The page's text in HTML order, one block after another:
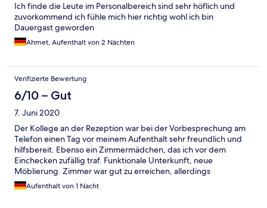
Ich finde die Leute im Personalbereich sind sehr höflich und
zuvorkommend ich fühle mich hier richtig wohl ich bin
Dauergast geworden
Ahmet, Aufenthalt von 2 Nächten
Verifizierte Bewertung
6/10 – Gut
7. Juni 2020
Der Kollege an der Rezeption war bei der Vorbesprechung am
Telefon einen Tag vor meinem Aufenthalt sehr freundlich und
hilfsbereit. Ebenso ein Zimmermädchen, das ich vor dem
Einchecken zufällig traf. Funktionale Unterkunft, neue
Möblierung. Zimmer war gut zu erreichen, allerdings
funktionierte elektrische Steuerung für den Rolladen nicht und
ich habe mich nachts nicht getraut das Fenster gekippt zu
Aufenthalt von 1 Nacht